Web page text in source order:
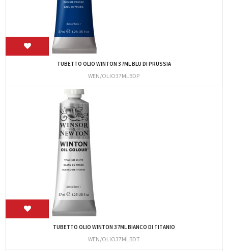
TUBETTO OLIO WINTON 37ML BLU DI PRUSSIA
WEN/OLIO37MLBDP
TUBETTO OLIO WINTON 37ML BIANCO DI TITANIO
WEN/OLIO37MLBDT